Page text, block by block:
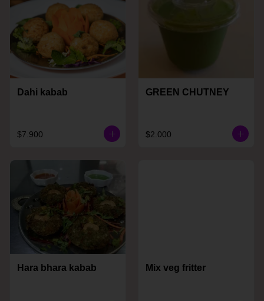
Dahi kabab
$7.900
GREEN CHUTNEY
$2.000
Hara bhara kabab Mix veg fritter